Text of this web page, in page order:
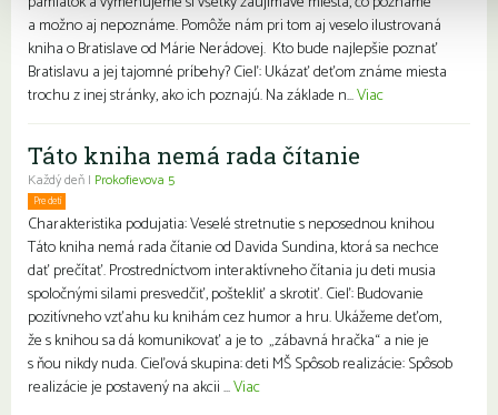
a možno aj nepoznáme. Pomôže nám pri tom aj veselo ilustrovaná
kniha o Bratislave od Márie Nerádovej. Kto bude najlepšie poznať
Bratislavu a jej tajomné príbehy? Cieľ: Ukázať deťom známe miesta
trochu z inej stránky, ako ich poznajú. Na základe n...Viac
Táto kniha nemá rada čítanie
Každý deň | Prokofievova 5
Pre deti
Charakteristika podujatia: Veselé stretnutie s neposednou knihou
Táto kniha nemá rada čítanie od Davida Sundina, ktorá sa nechce
dať prečítať. Prostredníctvom interaktívneho čítania ju deti musia
spoločnými silami presvedčiť, poštekliť a skrotiť. Cieľ: Budovanie
pozitívneho vzťahu ku knihám cez humor a hru. Ukážeme deťom,
že s knihou sa dá komunikovať a je to „zábavná hračka“ a nie je
s ňou nikdy nuda. Cieľová skupina: deti MŠ Spôsob realizácie: Spôsob
realizácie je postavený na akcii ...Viac